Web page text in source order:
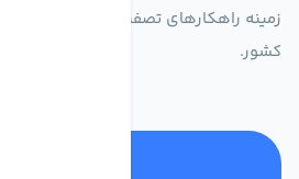
زمینه راهکارهای تصفیه آب و ایفای
کشور.